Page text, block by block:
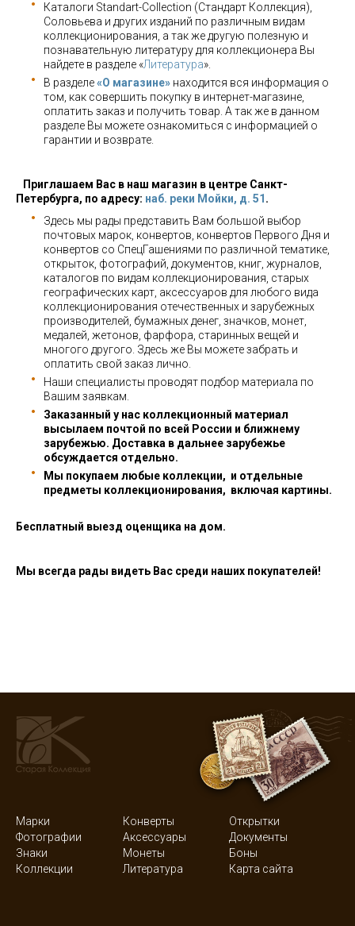
Каталоги Standart-Collection (Стандарт Коллекция),
Соловьева и других изданий по различным видам
коллекционирования, а так же другую полезную и
познавательную литературу для коллекционера Вы
найдете в разделе «Литература».
В разделе«О магазине» находится вся информация о
том, как совершить покупку в интернет-магазине,
оплатить заказ и получить товар. А так же в данном
разделе Вы можете ознакомиться с информацией о
гарантии и возврате.
Приглашаем Вас в наш магазин в центре Санкт-
Петербурга, по адресу: наб. реки Мойки, д. 51 .
Здесь мы рады представить Вам большой выбор
почтовых марок, конвертов, конвертов Первого Дня и
конвертов со СпецГашениями по различной тематике,
открыток, фотографий, документов, книг, журналов,
каталогов по видам коллекционирования, старых
географических карт, аксессуаров для любого вида
коллекционирования отечественных и зарубежных
производителей, бумажных денег, значков, монет,
медалей, жетонов, фарфора, старинных вещей и
многого другого. Здесь же Вы можете забрать и
оплатить свой заказ лично.
Наши специалисты проводят подбор материала по
Вашим заявкам.
Заказанный у нас коллекционный материал
высылаем почтой по всей России и ближнему
зарубежью. Доставка в дальнее зарубежье
обсуждается отдельно.
Мы покупаем любые коллекции, и отдельные
предметы коллекционирования, включая картины.
Бесплатный выезд оценщика на дом.
Мы всегда рады видеть Вас среди наших покупателей!
Марки Конверты
Открытки
Фотографии
Аксессуары
Документы
Знаки
Монеты
Боны
Коллекции
Литература Карта сайта